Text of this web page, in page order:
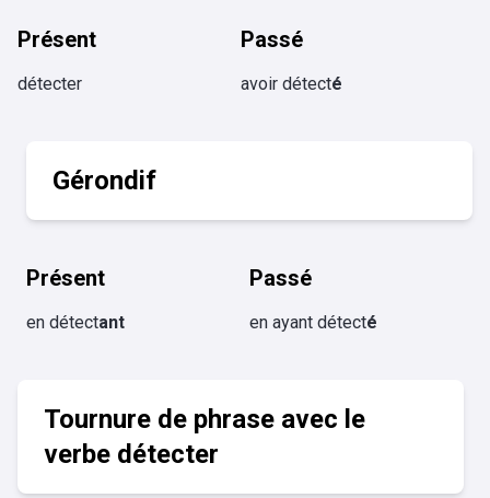
Présent
détecter
Passé
avoir détecté
Gérondif
Présent
en détectant
Passé
en ayant détecté
Tournure de phrase avec le
verbe détecter